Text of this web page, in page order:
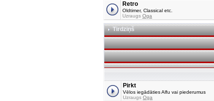
Retro
Oldtimer, Classical etc.
Uzraugs Oga
Tirdziņš
Pirkt
Vēlos iegādāties Alfu vai piederumus
Uzraugs Oga